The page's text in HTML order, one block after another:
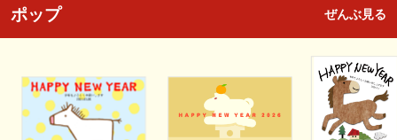
ポップ ぜんぶ見る